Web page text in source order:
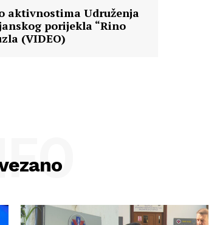
aktivnostima Udruženja
porijekla “Rino
(VIDEO)